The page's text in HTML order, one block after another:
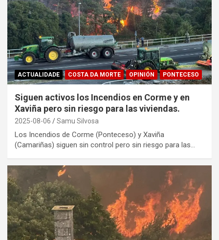
ACTUALIDADE COSTA DA MORTE OPINIÓN PONTECESO
Siguen activos los Incendios en Corme y en
Xaviña pero sin riesgo para las viviendas.
2025-08-06 Samu Silvosa
Los Incendios de Corme (Ponteceso) y Xaviña
(Camariñas) siguen sin control pero sin riesgo para las…